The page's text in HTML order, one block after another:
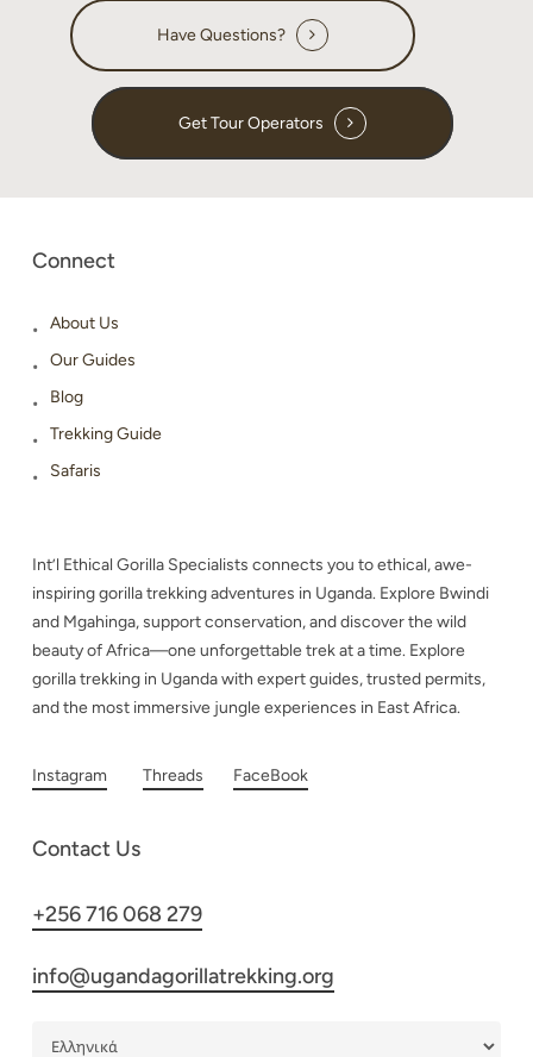
Have Questions?
Get Tour Operators
Connect
About Us
Our Guides
Blog
Trekking Guide
Safaris
Int’l Ethical Gorilla Specialists connects you to ethical, awe-
inspiring gorilla trekking adventures in Uganda. Explore Bwindi
and Mgahinga, support conservation, and discover the wild
beauty of Africa—one unforgettable trek at a time. Explore
gorilla trekking in Uganda with expert guides, trusted permits,
and the most immersive jungle experiences in East Africa.
Instagram Threads FaceBook
Contact Us
+256 716 068 279
info@ugandagorillatrekking.org